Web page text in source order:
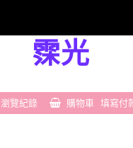
霂光
瀏覽紀錄 購物車 填寫付